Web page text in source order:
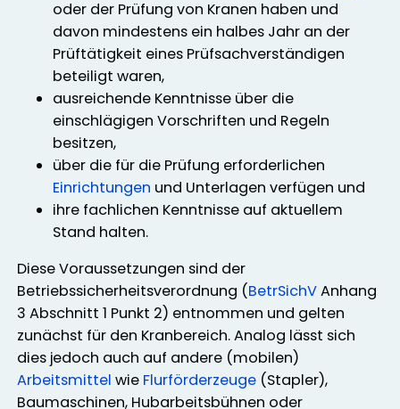
oder der Prüfung von Kranen haben und
davon mindestens ein halbes Jahr an der
Prüftätigkeit eines Prüfsachverständigen
beteiligt waren,
ausreichende Kenntnisse über die
einschlägigen Vorschriften und Regeln
besitzen,
über die für die Prüfung erforderlichen
Einrichtungen und Unterlagen verfügen und
ihre fachlichen Kenntnisse auf aktuellem
Stand halten.
Diese Voraussetzungen sind der
Betriebssicherheitsverordnung (BetrSichVAnhang
3 Abschnitt 1 Punkt 2) entnommen und gelten
zunächst für den Kranbereich. Analog lässt sich
dies jedoch auch auf andere (mobilen)
Arbeitsmittel wie Flurförderzeuge (Stapler),
Baumaschinen, Hubarbeitsbühnen oder